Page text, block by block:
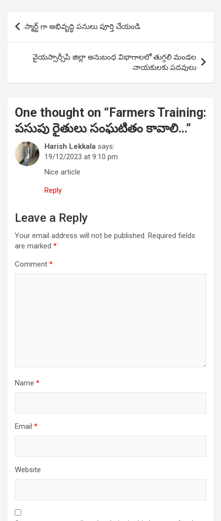
Post
navigation
స్మార్ట్ గా అభివృద్ధి పనులు పూర్తి చేయండి.
వైయస్సార్సీపి జిల్లా అనుబంధ విభాగాలలో తుగ్గలి మండల
నాయకులకు పదవులు
One thought on “ Farmers Training:
పసుపు రైతులు సంఘటితం కావాలి…”
Harish Lekkala says:
19/12/2023 at 9:10 pm
Nice article
Reply
Leave a Reply
Your email address will not be published. Required fields
are marked *
Comment *
Name *
Email *
Website